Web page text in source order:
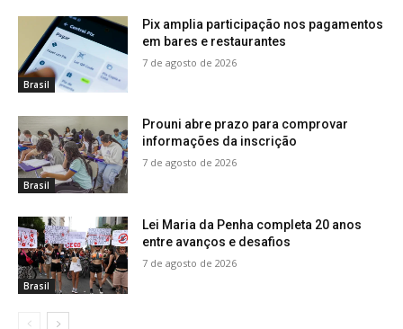
Brasil
Pix amplia participação nos pagamentos
em bares e restaurantes
7 de agosto de 2026
Brasil
Prouni abre prazo para comprovar
informações da inscrição
7 de agosto de 2026
Brasil
Lei Maria da Penha completa 20 anos
entre avanços e desafios
7 de agosto de 2026